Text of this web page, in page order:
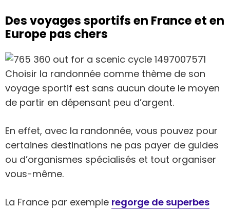
Des voyages sportifs en France et en
Europe pas chers
Choisir la randonnée comme thème de son
voyage sportif est sans aucun doute le moyen
de partir en dépensant peu d’argent.
En effet, avec la randonnée, vous pouvez pour
certaines destinations ne pas payer de guides
ou d’organismes spécialisés et tout organiser
vous-même.
La France par exemple regorge de superbes